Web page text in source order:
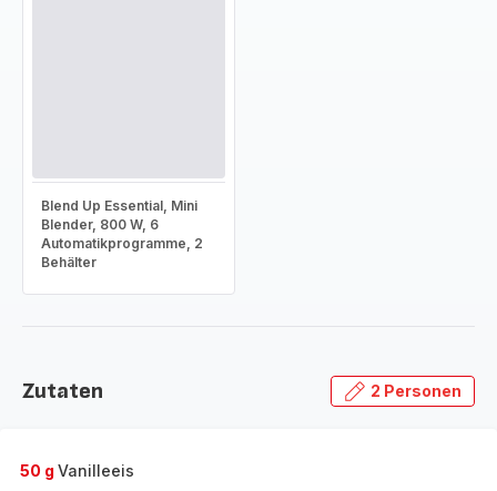
Blend Up Essential, Mini
Blender, 800 W, 6
Automatikprogramme, 2
Behälter
Zutaten 2 Personen
50 g Vanilleeis